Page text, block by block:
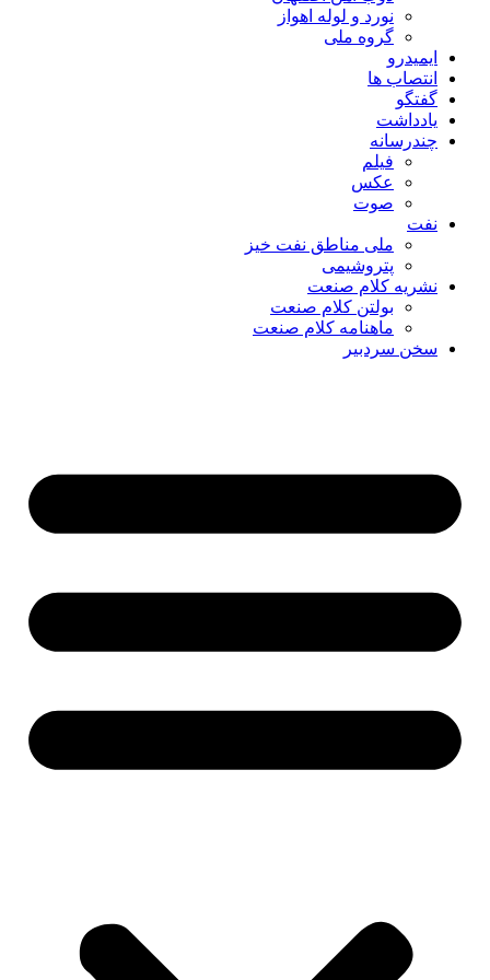
نورد و لوله اهواز
گروه ملی
ایمیدرو
انتصاب ها
گفتگو
یادداشت
چندرسانه
فیلم
عکس
صوت
نفت
ملی مناطق نفت خیز
پتروشیمی
نشریه کلام صنعت
بولتن کلام صنعت
ماهنامه کلام صنعت
سخن سردبیر